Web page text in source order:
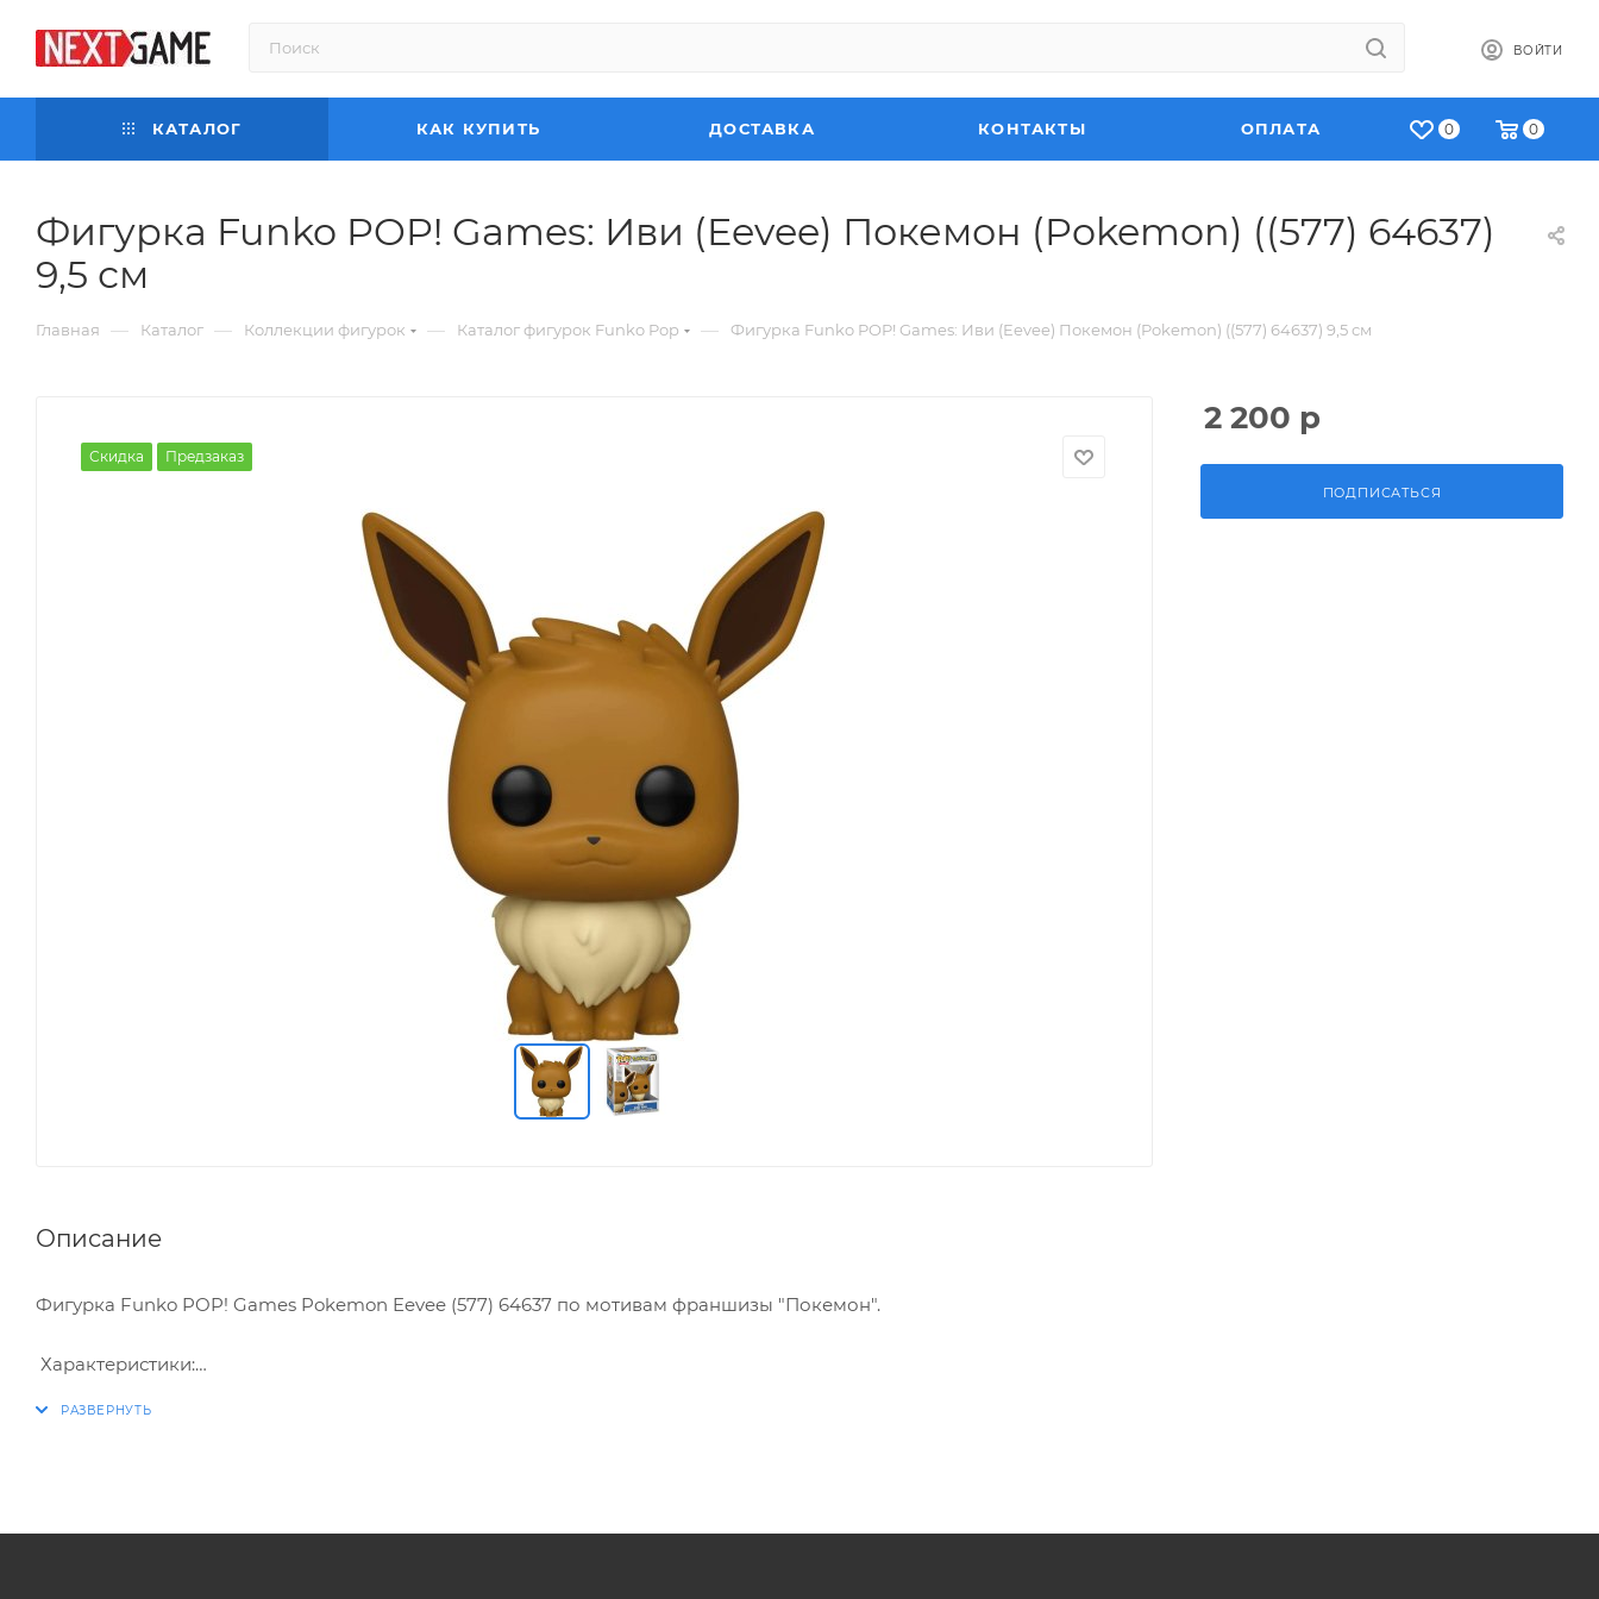
ВОЙТИ
0 0
КАТАЛОГ КАК КУПИТЬ ДОСТАВКА КОНТАКТЫ ОПЛАТА
Фигурка Funko POP! Games: Иви (Eevee) Покемон (Pokemon) ((577) 64637)
9,5 см
Главная — Каталог — Коллекции фигурок — Каталог фигурок Funko Pop — Фигурка Funko POP! Games: Иви (Eevee) Покемон (Pokemon) ((577) 64637) 9,5 см
Скидка Предзаказ
Описание
Фигурка Funko POP! Games Pokemon Eevee (577) 64637 по мотивам франшизы "Покемон".
Характеристики:
2 200 р
ПОДПИСАТЬСЯ